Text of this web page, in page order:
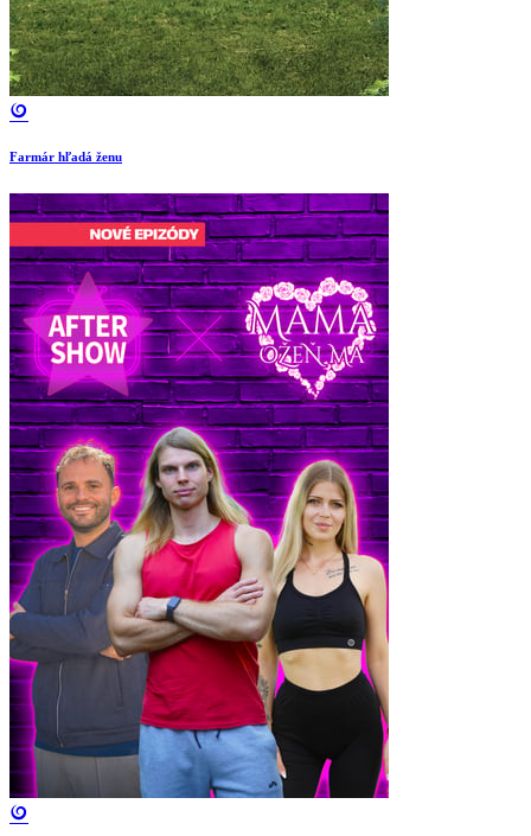
Farmár hľadá ženu